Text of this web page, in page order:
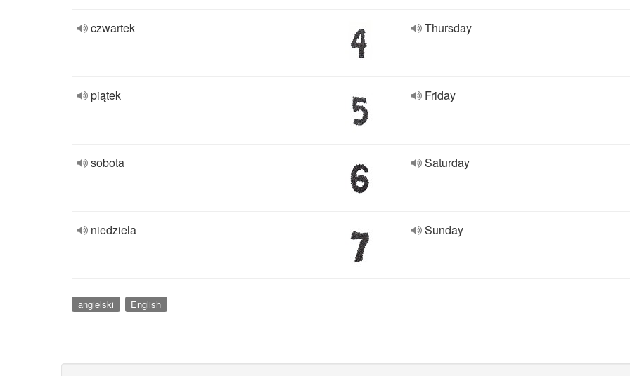
czwartek Thursday
piątek Friday
sobota Saturday
niedziela Sunday
angielski English